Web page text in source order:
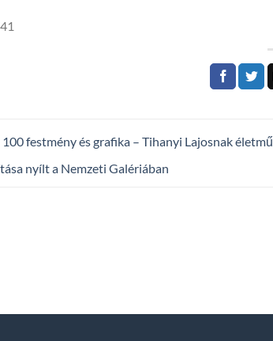
100 festmény és grafika – Tihanyi Lajosnak életmű
nyílt a Nemzeti Galériában